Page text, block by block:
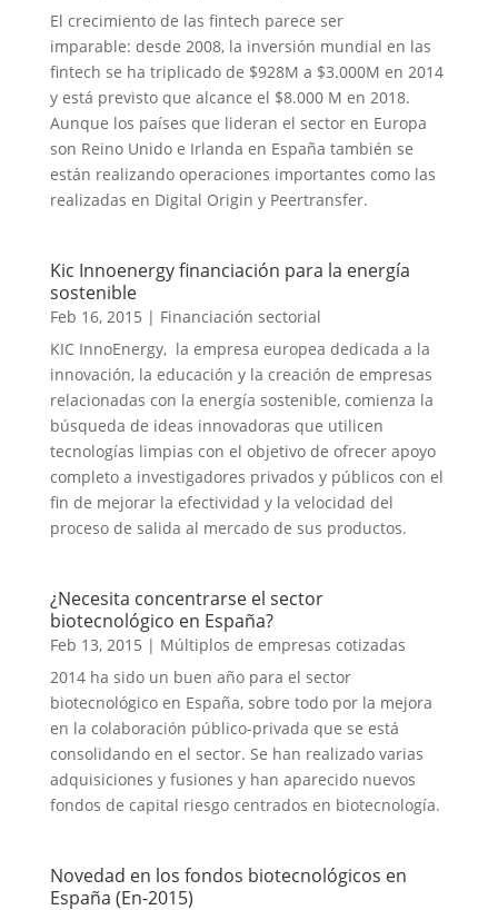
El crecimiento de las fintech parece ser
imparable: desde 2008, la inversión mundial en las
fintech se ha triplicado de $928M a $3.000M en 2014
y está previsto que alcance el $8.000 M en 2018.
Aunque los países que lideran el sector en Europa
son Reino Unido e Irlanda en España también se
están realizando operaciones importantes como las
realizadas en Digital Origin y Peertransfer.
Kic Innoenergy financiación para la energía
sostenible
Feb 16, 2015 | Financiación sectorial
KIC InnoEnergy, la empresa europea dedicada a la
innovación, la educación y la creación de empresas
relacionadas con la energía sostenible, comienza la
búsqueda de ideas innovadoras que utilicen
tecnologías limpias con el objetivo de ofrecer apoyo
completo a investigadores privados y públicos con el
fin de mejorar la efectividad y la velocidad del
proceso de salida al mercado de sus productos.
¿Necesita concentrarse el sector
biotecnológico en España?
Feb 13, 2015 | Múltiplos de empresas cotizadas
2014 ha sido un buen año para el sector
biotecnológico en España, sobre todo por la mejora
en la colaboración público-privada que se está
consolidando en el sector. Se han realizado varias
adquisiciones y fusiones y han aparecido nuevos
fondos de capital riesgo centrados en biotecnología.
Novedad en los fondos biotecnológicos en
España (En-2015)